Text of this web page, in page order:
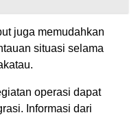
juga memudahkan
situasi selama
operasi dapat
Informasi dari